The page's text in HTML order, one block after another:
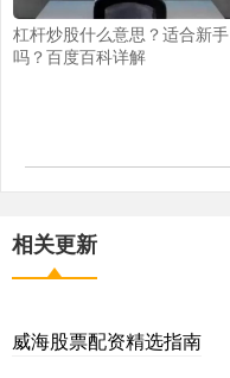
杠杆炒股什么意思？适合新手
吗？百度百科详解
相关更新
威海股票配资精选指南